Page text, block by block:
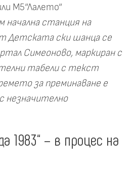
М5“Лалето“
начална станция на
Детската ски шанца се
Симеоново, маркиран с
табели с текст
за преминаване е
незначително
1983“ – в процес на